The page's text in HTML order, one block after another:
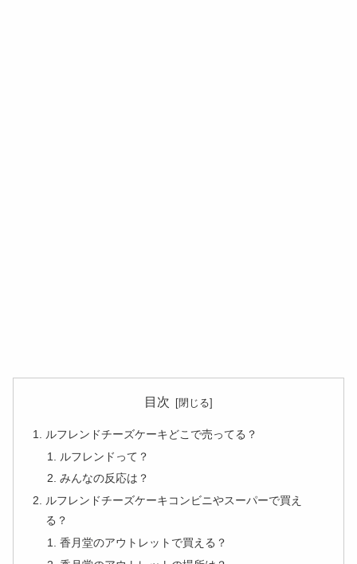
目次
ルフレンドチーズケーキどこで売ってる？
ルフレンドって？
みんなの反応は？
ルフレンドチーズケーキコンビニやスーパーで買え
る？
香月堂のアウトレットで買える？